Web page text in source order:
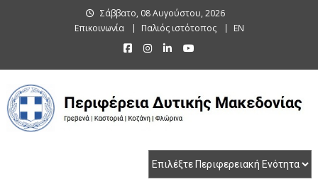
Σάββατο, 08 Αυγούστου, 2026
Επικοινωνία
Παλιός ιστότοπος EN